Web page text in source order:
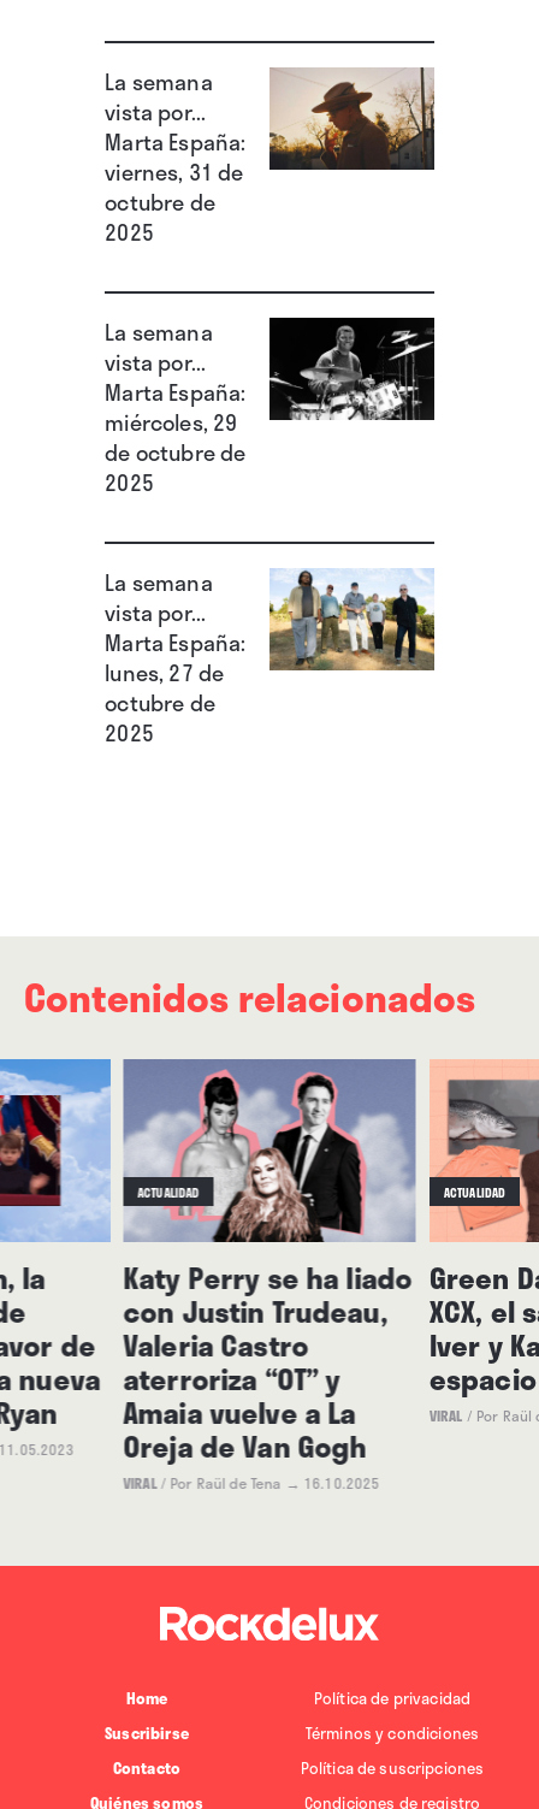
La semana
vista por...
Marta España:
viernes, 31 de
octubre de
2025
La semana
vista por...
Marta España:
miércoles, 29
de octubre de
2025
La semana
vista por...
Marta España:
lunes, 27 de
octubre de
2025
Contenidos relacionados
la
de
nueva
ACTUALIDAD
Katy Perry se ha liado
con Justin Trudeau,
Valeria Castro
aterroriza “OT” y
Amaia vuelve a La
Oreja de Van Gogh
VIRAL / Por Raül de Tena → 16.10.2025
ACTUALIDAD
Green
XCX, el
Iver y
espacio
VIRAL / Por Raül
Home
Suscribirse
Contacto
Quiénes somos
Política de privacidad
Términos y condiciones
Política de suscripciones
Condiciones de registro